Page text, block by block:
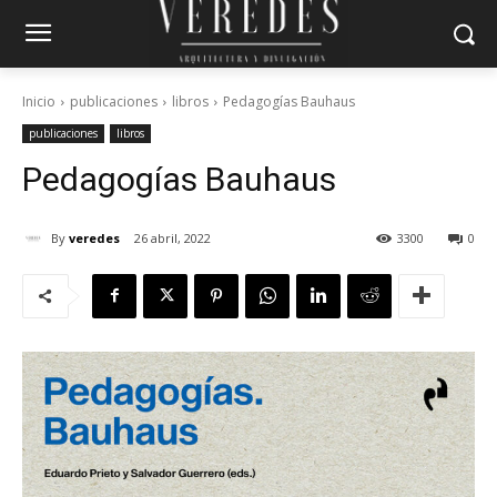
Inicio publicaciones libros Pedagogías Bauhaus
publicaciones libros
Pedagogías Bauhaus
By veredes 26 abril, 2022 0
3300